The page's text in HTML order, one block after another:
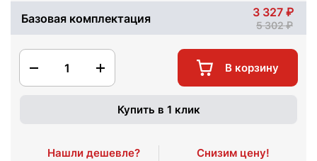
Базовая комплектация 3 327
5 302
1 В корзину
Купить в 1 клик
Нашли дешевле? Снизим цену!